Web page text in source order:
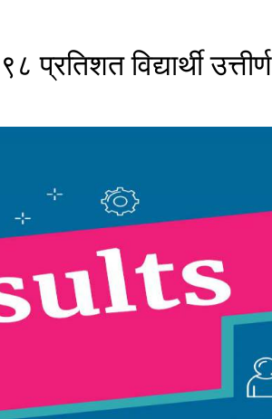
ई
को
क
र
ते
दे
खि
विद्यार्थी उत्तीर्ण